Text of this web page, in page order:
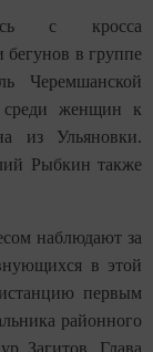
с кросса
бегунов в группе
Черемшанской
женщин к
из Ульяновки.
Рыбкин также
наблюдают за
в этой
первым
районного
Загитов. Глава